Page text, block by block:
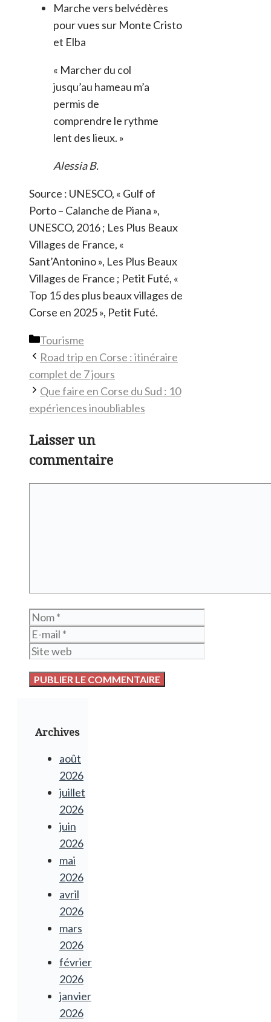
Marche vers belvédères
pour vues sur Monte Cristo
et Elba
« Marcher du col
jusqu’au hameau m’a
permis de
comprendre le rythme
lent des lieux. »
Alessia B.
Source : UNESCO, « Gulf of
Porto – Calanche de Piana »,
UNESCO, 2016 ; Les Plus Beaux
Villages de France, «
Sant’Antonino », Les Plus Beaux
Villages de France ; Petit Futé, «
Top 15 des plus beaux villages de
Corse en 2025 », Petit Futé.
Catégories
Tourisme
Road trip en Corse : itinéraire
complet de 7 jours
Que faire en Corse du Sud : 10
expériences inoubliables
Laisser un
commentaire
Nom
E-
mail
Site
Archives
août
2026
juillet
2026
juin
2026
mai
2026
avril
2026
mars
2026
février
2026
janvier
2026